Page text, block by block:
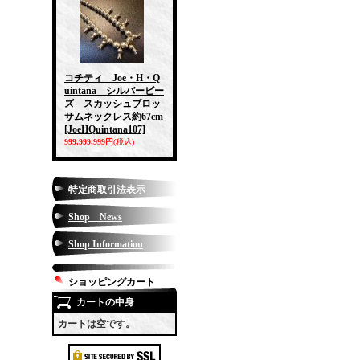
コチティ Joe・H・Q
uintana シルバービー
ズ スカッシュブロッ
サムネックレス約67cm
[JoeHQuintana107]
999,999,999円(税込)
特定商取引法表示
Shop News
Shop Information
ショッピングカート
カートの中身
カートは空です。